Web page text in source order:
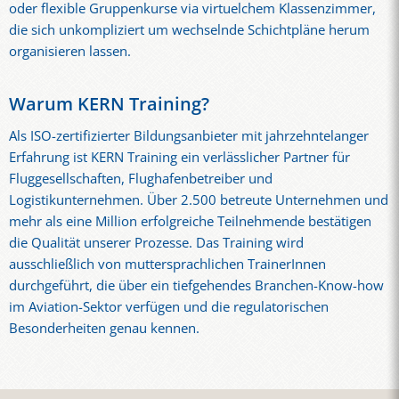
oder flexible Gruppenkurse via virtuelchem Klassenzimmer,
die sich unkompliziert um wechselnde Schichtpläne herum
organisieren lassen.
Warum KERN Training?
Als ISO-zertifizierter Bildungsanbieter mit jahrzehntelanger
Erfahrung ist KERN Training ein verlässlicher Partner für
Fluggesellschaften, Flughafenbetreiber und
Logistikunternehmen. Über 2.500 betreute Unternehmen und
mehr als eine Million erfolgreiche Teilnehmende bestätigen
die Qualität unserer Prozesse. Das Training wird
ausschließlich von muttersprachlichen TrainerInnen
durchgeführt, die über ein tiefgehendes Branchen-Know-how
im Aviation-Sektor verfügen und die regulatorischen
Besonderheiten genau kennen.